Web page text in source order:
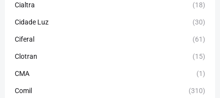
Cialtra (18)
Cidade Luz (30)
Ciferal (61)
Clotran (15)
CMA (1)
Comil (310)